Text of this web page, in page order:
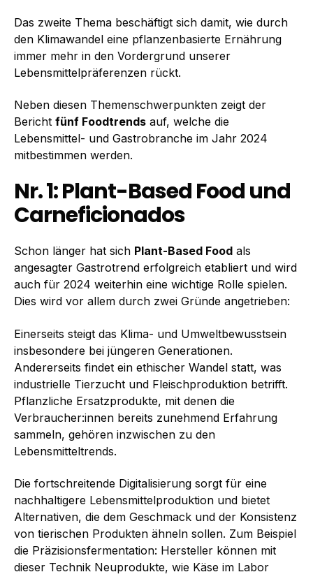
Das zweite Thema beschäftigt sich damit, wie durch
den Klimawandel eine pflanzenbasierte Ernährung
immer mehr in den Vordergrund unserer
Lebensmittelpräferenzen rückt.
Neben diesen Themenschwerpunkten zeigt der
Bericht fünf Foodtrends auf, welche die
Lebensmittel- und Gastrobranche im Jahr 2024
mitbestimmen werden.
Nr. 1: Plant-Based Food und
Carneficionados
Schon länger hat sich Plant-Based Food als
angesagter Gastrotrend erfolgreich etabliert und wird
auch für 2024 weiterhin eine wichtige Rolle spielen.
Dies wird vor allem durch zwei Gründe angetrieben:
Einerseits steigt das Klima- und Umweltbewusstsein
insbesondere bei jüngeren Generatio­nen.
Andererseits findet ein ethischer Wandel statt, was
industrielle Tierzucht und Fleischproduktion betrifft.
Pflanzliche Ersatzprodukte, mit denen die
Verbraucher:innen bereits zunehmend Erfahrung
sammeln, gehören inzwischen zu den
Lebensmitteltrends.
Die fortschreitende Digitalisierung sorgt für eine
nachhaltigere Lebensmittelproduktion und bietet
Alternativen, die dem Geschmack und der Konsistenz
von tierischen Produkten ähneln sollen. Zum Beispiel
die Präzisionsfermentation: Hersteller können mit
dieser Technik Neuprodukte, wie Käse im Labor